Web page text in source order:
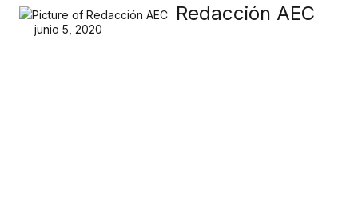
Redacción AEC
junio 5, 2020